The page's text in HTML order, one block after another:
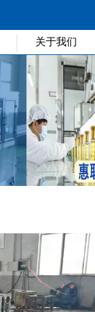
关于我们